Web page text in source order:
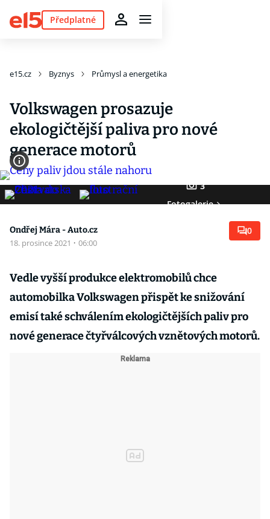
Předplatné
e15.cz Byznys Průmysl a energetika
Volkswagen prosazuje
ekologičtější paliva pro nové
generace motorů
3
Fotogalerie
Ondřej Mára - Auto.cz
18. prosince 2021 · 06:00
0
Vedle vyšší produkce elektromobilů chce
automobilka Volkswagen přispět ke snižování
emisí také schválením ekologičtějších paliv pro
nové generace čtyřválcových vznětových motorů.